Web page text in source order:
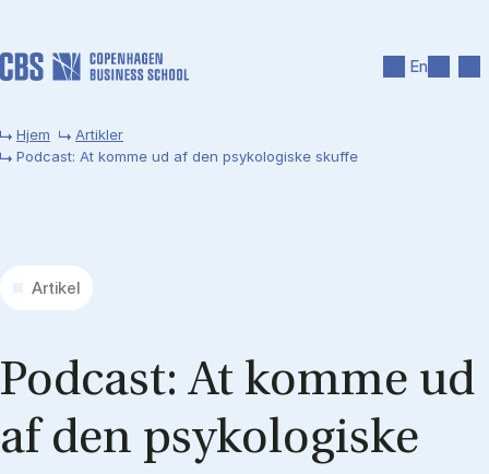
En
Hjem
Artikler
Podcast: At komme ud af den psykologiske skuffe
Artikel
Po­dcast: At kom­me ud
af den psy­ko­lo­gi­ske